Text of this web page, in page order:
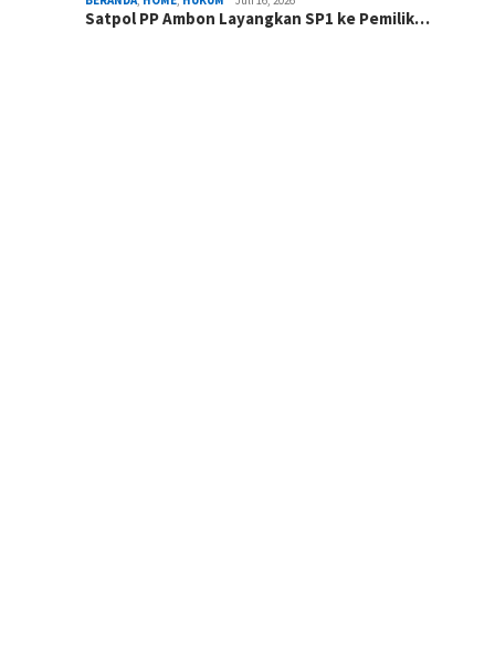
Satpol PP Ambon Layangkan SP1 ke Pemilik…